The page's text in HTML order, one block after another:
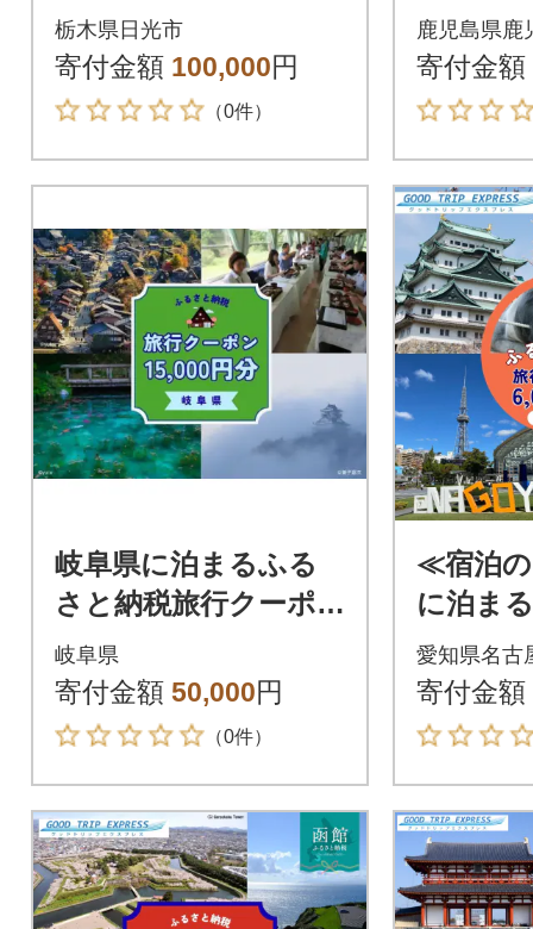
宿泊クーポン 30,000
ポイント分
栃木県日光市
寄付金額 100,000円
（0件）
税旅行
00円分
15
鹿児島県鹿
寄付金額
岐阜県に泊まるふる
さと納税旅行クーポ
ン15,000円分 NK005
岐阜県
寄付金額 50,000円
（0件）
≪宿泊
に泊ま
税旅行
0円分】
愛知県名古
寄付金額